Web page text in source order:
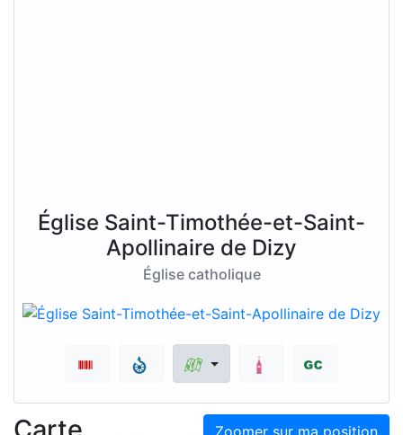
Église Saint-Timothée-et-Saint-
Apollinaire de Dizy
Église catholique
Zoomer sur ma position